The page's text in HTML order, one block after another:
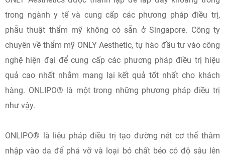
trong ngành y tế và cung cấp các phương pháp điều trị,
phẫu thuật thẩm mỹ không có sẵn ở Singapore. Công ty
chuyên về thẩm mỹ ONLY Aesthetic, tự hào đầu tư vào công
nghệ hiện đại để cung cấp các phương pháp điều trị hiệu
quả cao nhất nhằm mang lại kết quả tốt nhất cho khách
hàng. ONLIPO® là một trong những phương pháp điều trị
như vậy.
ONLIPO® là liệu pháp điều trị tạo đường nét cơ thể thâm
nhập vào da để phá vỡ và loại bỏ chất béo có độ sâu lên